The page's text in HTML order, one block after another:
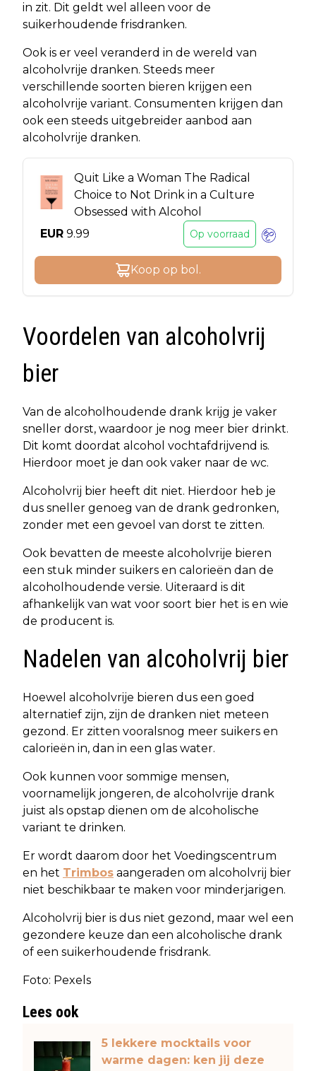
in zit. Dit geldt wel alleen voor de
suikerhoudende frisdranken.
Ook is er veel veranderd in de wereld van
alcoholvrije dranken. Steeds meer
verschillende soorten bieren krijgen een
alcoholvrije variant. Consumenten krijgen dan
ook een steeds uitgebreider aanbod aan
alcoholvrije dranken.
Quit Like a Woman The Radical
Choice to Not Drink in a Culture
Obsessed with Alcohol
EUR 9.99 Op voorraad
Koop op bol .
Voordelen van alcoholvrij
bier
Van de alcoholhoudende drank krijg je vaker
sneller dorst, waardoor je nog meer bier drinkt.
Dit komt doordat alcohol vochtafdrijvend is.
Hierdoor moet je dan ook vaker naar de wc.
Alcoholvrij bier heeft dit niet. Hierdoor heb je
dus sneller genoeg van de drank gedronken,
zonder met een gevoel van dorst te zitten.
Ook bevatten de meeste alcoholvrije bieren
een stuk minder suikers en calorieën dan de
alcoholhoudende versie. Uiteraard is dit
afhankelijk van wat voor soort bier het is en wie
de producent is.
Nadelen van alcoholvrij bier
Hoewel alcoholvrije bieren dus een goed
alternatief zijn, zijn de dranken niet meteen
gezond. Er zitten vooralsnog meer suikers en
calorieën in, dan in een glas water.
Ook kunnen voor sommige mensen,
voornamelijk jongeren, de alcoholvrije drank
juist als opstap dienen om de alcoholische
variant te drinken.
Er wordt daarom door het Voedingscentrum
en het Trimbos aangeraden om alcoholvrij bier
niet beschikbaar te maken voor minderjarigen.
Alcoholvrij bier is dus niet gezond, maar wel een
gezondere keuze dan een alcoholische drank
of een suikerhoudende frisdrank.
Foto: Pexels
Lees ook
5 lekkere mocktails voor
warme dagen: ken jij deze